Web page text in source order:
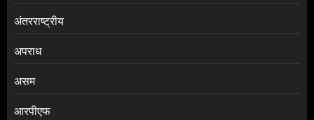
अंतरराष्ट्रीय
अपराध
असम
आरपीएफ